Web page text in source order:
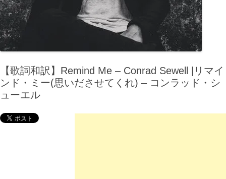
【歌詞和訳】Remind Me – Conrad Sewell |リマイ
ンド・ミー(思いださせてくれ) – コンラッド・シ
ューエル